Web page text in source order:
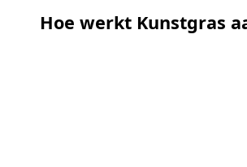
Hoe werkt Kunstgras